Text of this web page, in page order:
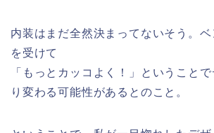
内装はまだ全然決まってないそう。
を受けて
「もっとカッコよく！」ということ
り変わる可能性があるとのこと。